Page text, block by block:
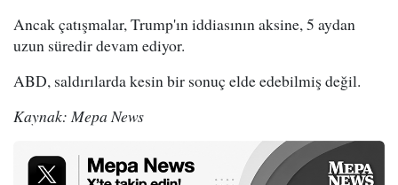
Ancak çatışmalar, Trump'ın iddiasının aksine, 5 aydan
uzun süredir devam ediyor.
ABD, saldırılarda kesin bir sonuç elde edebilmiş değil.
Kaynak: Mepa News